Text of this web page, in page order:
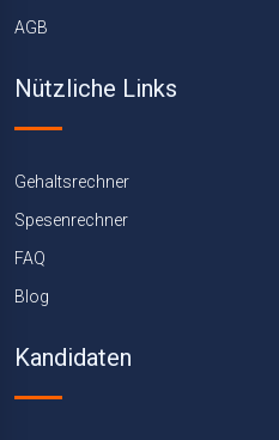
AGB
Nützliche Links
Gehaltsrechner
Spesenrechner
FAQ
Blog
Kandidaten